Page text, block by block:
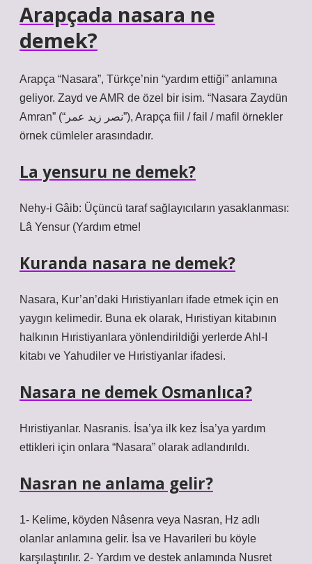
Arapçada nasara ne
demek?
Arapça “Nasara”, Türkçe’nin “yardım ettiği” anlamına
geliyor. Zayd ve AMR de özel bir isim. “Nasara Zaydün
Amran” (“نصر زيد عمر”), Arapça fiil / fail / mafil örnekler
örnek cümleler arasındadır.
La yensuru ne demek?
Nehy-i Gâib: Üçüncü taraf sağlayıcıların yasaklanması:
Lâ Yensur (Yardım etme!
Kuranda nasara ne demek?
Nasara, Kur’an’daki Hıristiyanları ifade etmek için en
yaygın kelimedir. Buna ek olarak, Hıristiyan kitabının
halkının Hıristiyanlara yönlendirildiği yerlerde Ahl-I
kitabı ve Yahudiler ve Hıristiyanlar ifadesi.
Nasara ne demek Osmanlıca?
Hıristiyanlar. Nasranis. İsa’ya ilk kez İsa’ya yardım
ettikleri için onlara “Nasara” olarak adlandırıldı.
Nasran ne anlama gelir?
1- Kelime, köyden Nâsenra veya Nasran, Hz adlı
olanlar anlamına gelir. İsa ve Havarileri bu köyle
karşılaştırılır. 2- Yardım ve destek anlamında Nusret